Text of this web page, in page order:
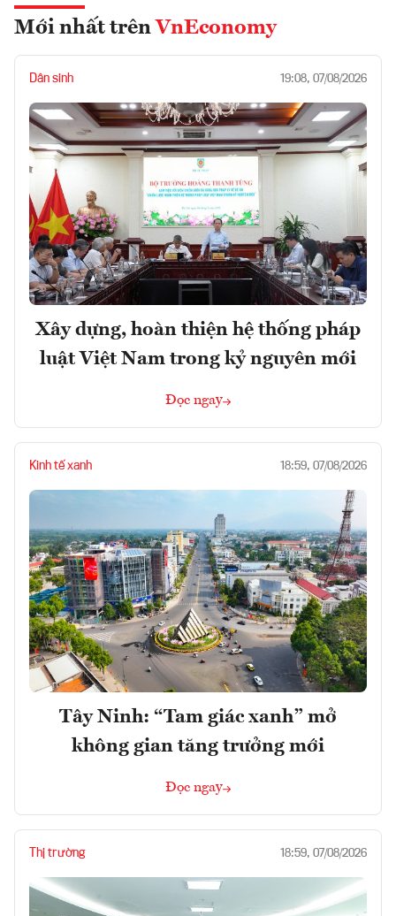
Mới nhất trên VnEconomy
Dân sinh 19:08, 07/08/2026
Xây dựng, hoàn thiện hệ thống pháp
luật Việt Nam trong kỷ nguyên mới
Đọc ngay
Kinh tế xanh 18:59, 07/08/2026
Tây Ninh: “Tam giác xanh” mở
không gian tăng trưởng mới
Đọc ngay
Thị trường 18:59, 07/08/2026